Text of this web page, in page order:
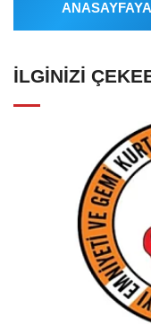
İLGINIZI